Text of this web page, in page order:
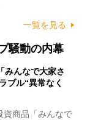
一覧を見る
騒動の内幕
みんなで大家さ
ブル“異常なく
商品「みんなで